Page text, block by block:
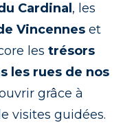
Cardinal , les
Vincenneset
les trésors
les rues de nos
grâce à
visites guidées.